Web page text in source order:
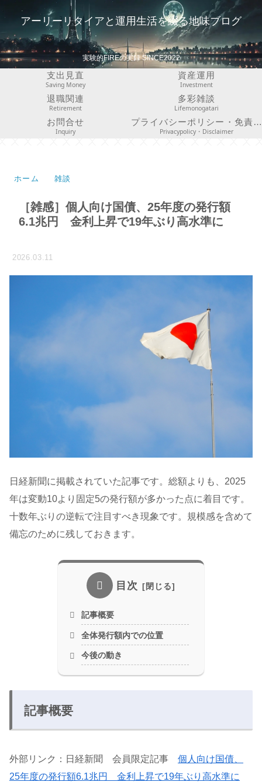
アーリーリタイアと運用生活を綴る地味ブログ
実験的FIREの実録 SINCE2022
支出見直
Saving Money
資産運用
Investment
退職関連
Retirement
多彩雑談
Lifemonogatari
お問合せ
Inquiry
プライバシーポリシー・免責事項
Privacypolicy・Disclaimer
ホーム 雑談
［雑感］個人向け国債、25年度の発行額
6.1兆円 金利上昇で19年ぶり高水準に
2026.03.11
日経新聞に掲載されていた記事です。総額よりも、2025
年は変動10より固定5の発行額が多かった点に着目です。
十数年ぶりの逆転で注目すべき現象です。規模感を含めて
備忘のために残しておきます。
目次
記事概要
全体発行額内での位置
今後の動き
記事概要
外部リンク：日経新聞 会員限定記事 個人向け国債、
25年度の発行額6.1兆円 金利上昇で19年ぶり高水準に